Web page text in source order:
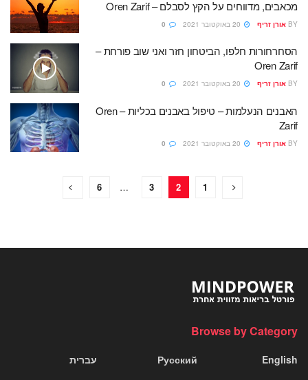
מכאבים, מדווחים על הקץ לסבלם – Oren Zarif
BY אורן זריף
הסחרחורות חלפו, הביטחון חזר ואני שוב פורחת –
Oren Zarif
BY אורן זריף
האבנים הנעלמות – טיפול באבנים בכליות – Oren
Zarif
BY אורן זריף
1
2
3
…
6
Browse by Category
English
Русский עברית